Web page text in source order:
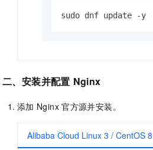
sudo dnf update -y
二、安装并配置 Nginx
添加 Nginx 官方源并安装。
Alibaba Cloud Linux 3 / CentOS 8